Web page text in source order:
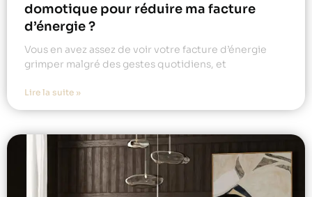
domotique pour réduire ma facture
d’énergie ?
Vous en avez assez de voir votre facture d’énergie
grimper malgré des gestes quotidiens, et
Lire la suite »